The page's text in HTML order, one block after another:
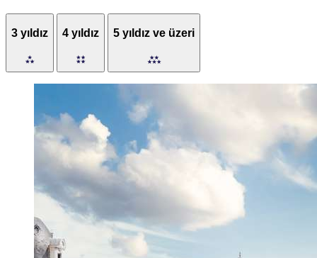
3 yıldız 4 yıldız 5 yıldız ve üzeri